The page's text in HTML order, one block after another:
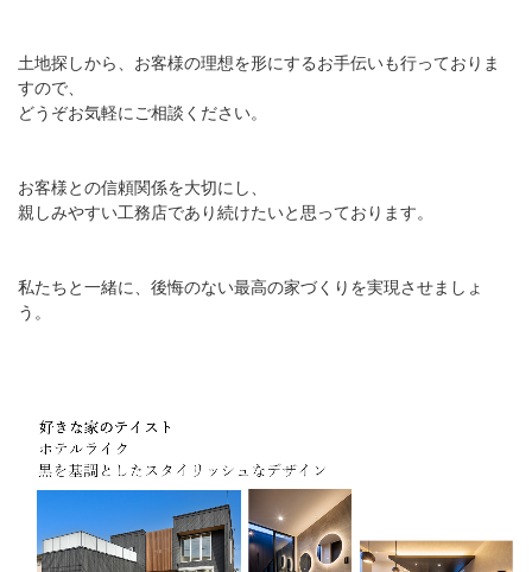
土地探しから、お客様の理想を形にするお手伝いも行っておりま
すので、
どうぞお気軽にご相談ください。
お客様との信頼関係を大切にし、
親しみやすい工務店であり続けたいと思っております。
私たちと一緒に、後悔のない最高の家づくりを実現させましょ
う。